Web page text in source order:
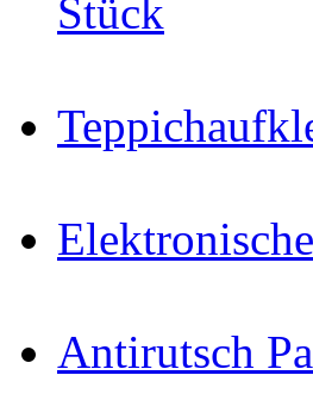
Stück
Antirutsch